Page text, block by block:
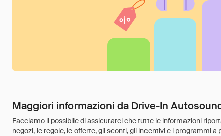
Maggiori informazioni da Drive-In
Facciamo il possibile di assicurarci che tutte le informazioni
negozi, le regole, le offerte, gli sconti, gli incentivi e i programmi